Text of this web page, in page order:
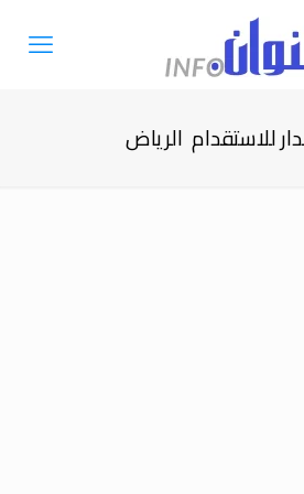
للاستقدام الرياض